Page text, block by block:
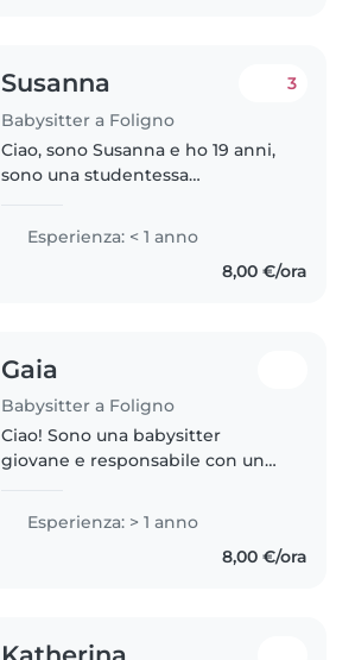
Susanna
Babysitter a Foligno
3
Ciao, sono Susanna e ho 19 anni,
sono una studentessa
lavorato per tre anni in un
campus estivo, soprattutto con
Esperienza: < 1 anno
8,00 €/ora
Gaia
Babysitter a Foligno
Ciao! Sono una babysitter
giovane e responsabile con un
piccoli. Mi piace disegnare, fare
musica e giocare con i bambini.
Sono paziente e divertente,..
Esperienza: > 1 anno
8,00 €/ora